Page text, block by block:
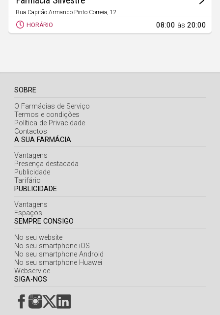
Rua Capitão Armando Pinto Correia, 12
Estreito de Câmara de Lobos
HORÁRIO 08:00 às20:00
SOBRE
O Farmácias de Serviço
Termos e condições
Política de Privacidade
Contactos
A SUA FARMÁCIA
Vantagens
Presença destacada
Publicidade
Tarifário
PUBLICIDADE
Vantagens
Espaços
SEMPRE CONSIGO
No seu website
No seu smartphone iOS
No seu smartphone Android
No seu smartphone Huawei
Webservice
SIGA-NOS